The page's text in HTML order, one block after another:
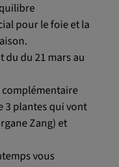
pour le foie et la
du 21 mars au
3 plantes qui vont
Zang) et
vous